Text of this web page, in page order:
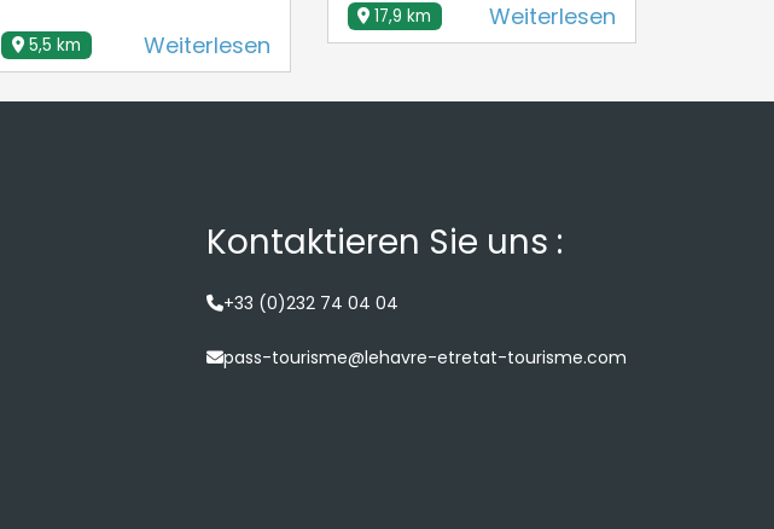
5,5 km Weiterlesen
17,9 km Weiterlesen
Kontaktieren Sie uns :
+33 (0)232 74 04 04
pass-tourisme@lehavre-etretat-tourisme.com